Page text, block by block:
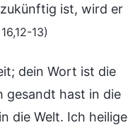
ist, wird er
13)
dein Wort ist die
gesandt hast in die
die Welt. Ich heilige